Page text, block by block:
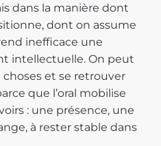
dans la manière dont
dont on assume
inefficace une
intellectuelle. On peut
et se retrouver
que l’oral mobilise
: une présence, une
à rester stable dans